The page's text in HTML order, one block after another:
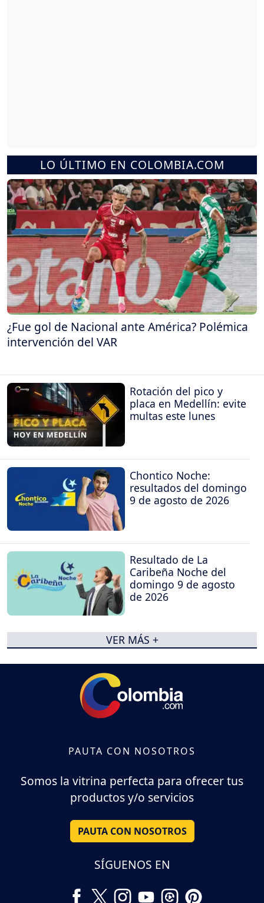
LO ÚLTIMO EN COLOMBIA.COM
¿Fue gol de Nacional ante América? Polémica
intervención del VAR
Rotación del pico y
placa en Medellín: evite
multas este lunes
Chontico Noche:
resultados del domingo
9 de agosto de 2026
Resultado de La
Caribeña Noche del
domingo 9 de agosto
de 2026
VER MÁS +
PAUTA CON NOSOTROS
Somos la vitrina perfecta para ofrecer tus
productos y/o servicios
PAUTA CON NOSOTROS
SÍGUENOS EN